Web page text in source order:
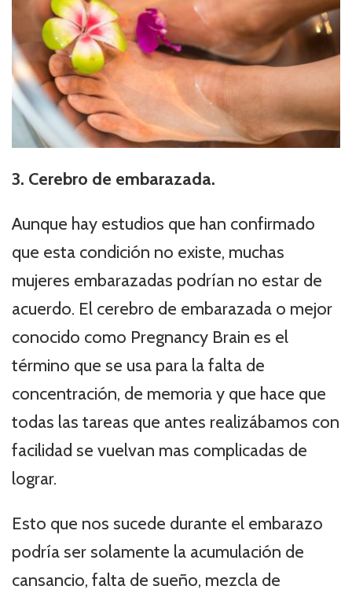
3. Cerebro de embarazada.
Aunque hay estudios que han confirmado
que esta condición no existe, muchas
mujeres embarazadas podrían no estar de
acuerdo. El cerebro de embarazada o mejor
conocido como Pregnancy Brain es el
término que se usa para la falta de
concentración, de memoria y que hace que
todas las tareas que antes realizábamos con
facilidad se vuelvan mas complicadas de
lograr.
Esto que nos sucede durante el embarazo
podría ser solamente la acumulación de
cansancio, falta de sueño, mezcla de